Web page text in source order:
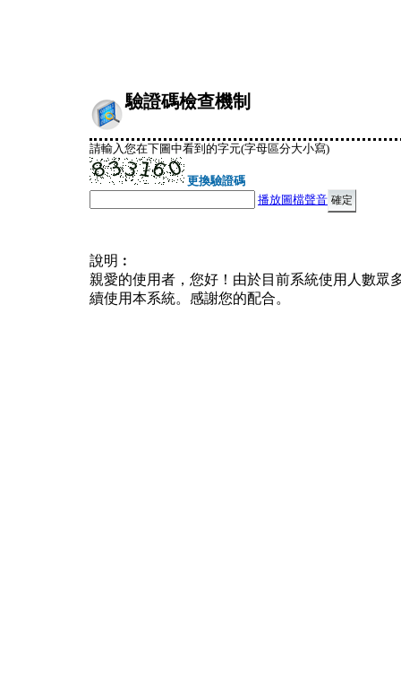
驗證碼檢查機制
請輸入您在下圖中看到的字元(字母區分大小寫)
更換驗證碼
播放圖檔聲音
說明︰
親愛的使用者，您好！由於目前系統使用人數眾
續使用本系統。感謝您的配合。